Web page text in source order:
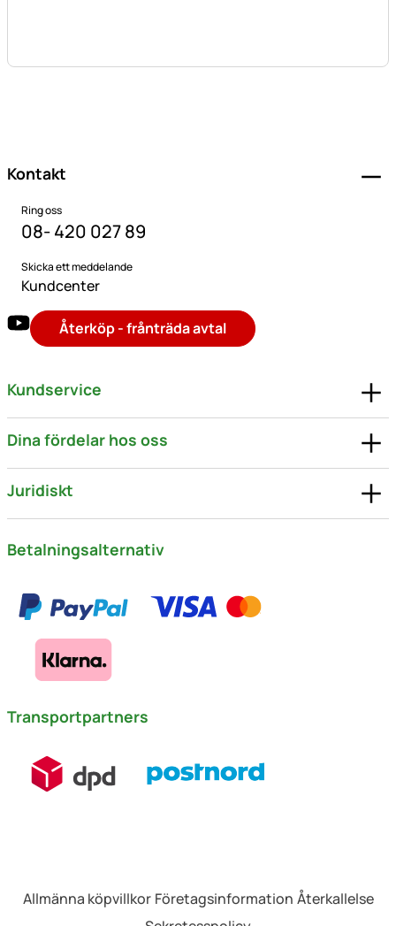
Kontakt
Ring oss
08- 420 027 89
Skicka ett meddelande
Kundcenter
Återköp - frånträda avtal
Kundservice
Dina fördelar hos oss
Juridiskt
Betalningsalternativ
Transportpartners
Allmänna köpvillkor Företagsinformation Återkallelse